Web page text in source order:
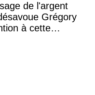
de l'argent
Grégory
à cette